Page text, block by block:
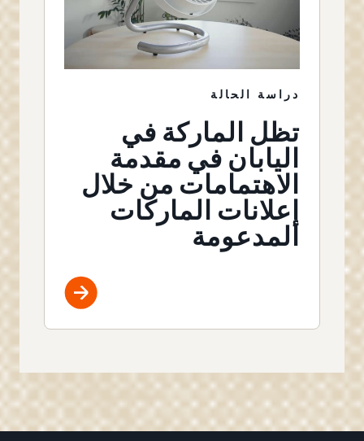
دراسة الحالة
تظل الماركة في
اليابان في مقدمة
الاهتمامات من خلال
إعلانات الماركات
المدعومة